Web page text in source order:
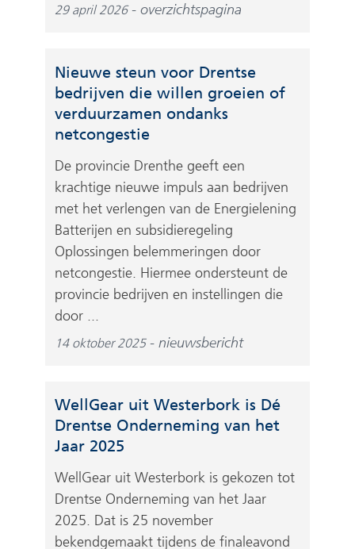
29 april 2026 overzichtspagina
Nieuwe steun voor Drentse
bedrijven die willen groeien of
verduurzamen ondanks
netcongestie
De provincie Drenthe geeft een
krachtige nieuwe impuls aan bedrijven
met het verlengen van de Energielening
Batterijen en subsidieregeling
Oplossingen belemmeringen door
netcongestie. Hiermee ondersteunt de
provincie bedrijven en instellingen die
door ...
14 oktober 2025 nieuwsbericht
WellGear uit Westerbork is Dé
Drentse Onderneming van het
Jaar 2025
WellGear uit Westerbork is gekozen tot
Drentse Onderneming van het Jaar
2025. Dat is 25 november
bekendgemaakt tijdens de finaleavond